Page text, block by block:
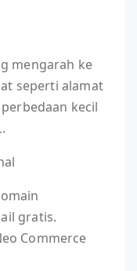
mengarah ke
seperti alamat
kecil
gratis.
Commerce